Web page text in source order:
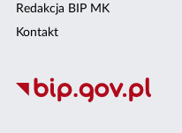
Redakcja BIP MK
Kontakt